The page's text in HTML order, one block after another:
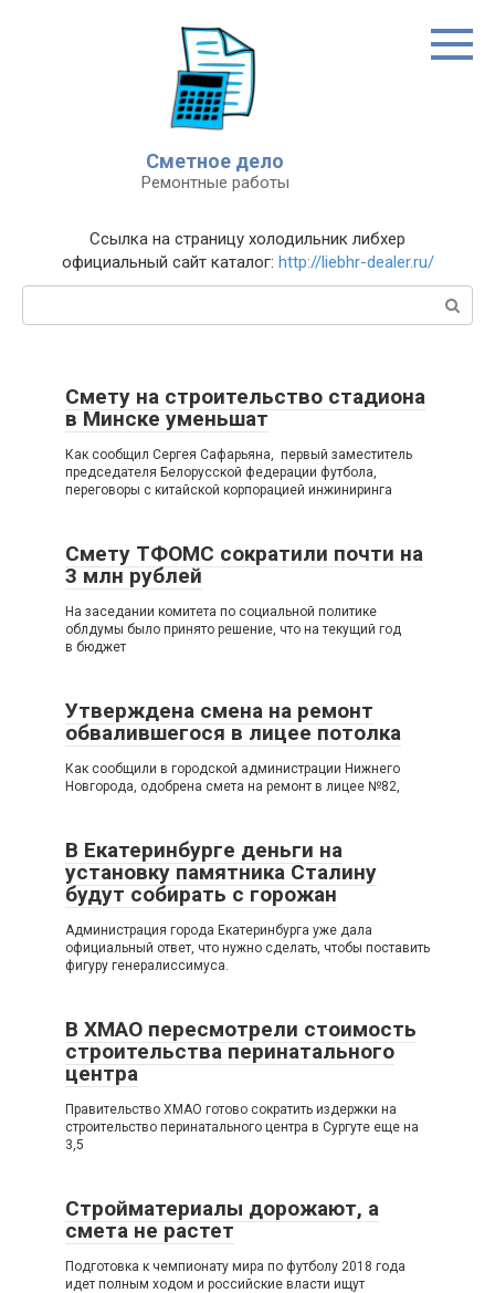
Сметное дело
Ремонтные работы
Ссылка на страницу холодильник либхер
официальный сайт каталог: http://liebhr-dealer.ru/
Поиск:
Смету на строительство стадиона
в Минске уменьшат
Как сообщил Сергея Сафарьяна, первый заместитель
председателя Белорусской федерации футбола,
переговоры с китайской корпорацией инжиниринга
Смету ТФОМС сократили почти на
3 млн рублей
На заседании комитета по социальной политике
облдумы было принято решение, что на текущий год
в бюджет
Утверждена смена на ремонт
обвалившегося в лицее потолка
Как сообщили в городской администрации Нижнего
Новгорода, одобрена смета на ремонт в лицее №82,
В Екатеринбурге деньги на
установку памятника Сталину
будут собирать с горожан
Администрация города Екатеринбурга уже дала
официальный ответ, что нужно сделать, чтобы поставить
фигуру генералиссимуса.
В ХМАО пересмотрели стоимость
строительства перинатального
центра
Правительство ХМАО готово сократить издержки на
строительство перинатального центра в Сургуте еще на
3,5
Стройматериалы дорожают, а
смета не растет
Подготовка к чемпионату мира по футболу 2018 года
идет полным ходом и российские власти ищут